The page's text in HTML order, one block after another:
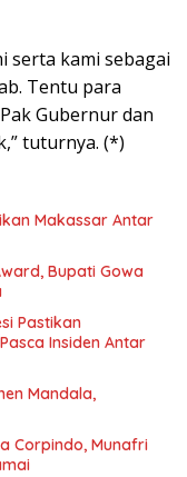
serta kami sebagai
Tentu para
Gubernur dan
tuturnya. (*)
Makassar Antar
Bupati Gowa
Pastikan
Insiden Antar
Mandala,
Corpindo, Munafri